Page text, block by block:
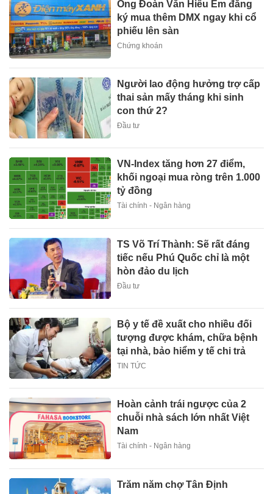
Ông Đoàn Văn Hiểu Em đăng
ký mua thêm DMX ngay khi cổ
phiếu lên sàn
Chứng khoán
Người lao động hưởng trợ cấp
thai sản mấy tháng khi sinh
con thứ 2?
Đầu tư
VN-Index tăng hơn 27 điểm,
khối ngoại mua ròng trên 1.000
tỷ đồng
Tài chính - Ngân hàng
TS Võ Trí Thành: Sẽ rất đáng
tiếc nếu Phú Quốc chỉ là một
hòn đảo du lịch
Đầu tư
Bộ y tế đề xuất cho nhiều đối
tượng được khám, chữa bệnh
tại nhà, bảo hiểm y tế chi trả
TIN TỨC
Hoàn cảnh trái ngược của 2
chuỗi nhà sách lớn nhất Việt
Nam
Tài chính - Ngân hàng
Trăm năm chợ Tân Định